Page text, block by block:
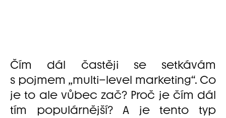
Čím dál častěji se setkávám
s pojmem „multi–level marketing“. Co
je to ale vůbec zač? Proč je čím dál
tím populárnější? A je tento typ